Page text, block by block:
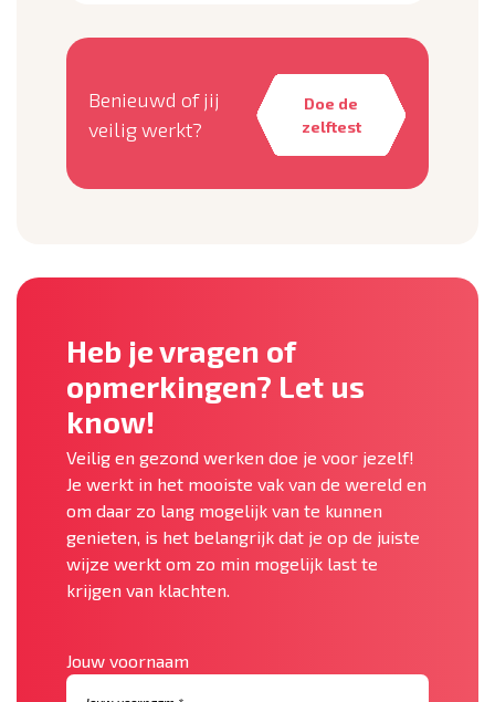
Benieuwd of jij
veilig werkt?
Doe de
zelftest
Heb je vragen of
opmerkingen? Let us
know!
Veilig en gezond werken doe je voor jezelf!
Je werkt in het mooiste vak van de wereld en
om daar zo lang mogelijk van te kunnen
genieten, is het belangrijk dat je op de juiste
wijze werkt om zo min mogelijk last te
krijgen van klachten.
Jouw voornaam